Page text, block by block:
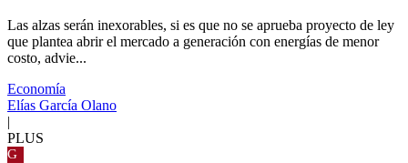
Las alzas serán inexorables, si es que no se aprueba proyecto de ley
que plantea abrir el mercado a generación con energías de menor
costo, advie...
Economía
Elías García Olano
|
PLUS
G